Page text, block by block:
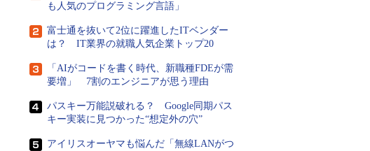
も人気のプログラミング言語」
富士通を抜いて2位に躍進したITベンダー
は？ IT業界の就職人気企業トップ20
「AIがコードを書く時代、新職種FDEが需
要増」 7割のエンジニアが思う理由
パスキー万能説破れる？ Google同期パス
キー実装に見つかった“想定外の穴”
アイリスオーヤマも悩んだ「無線LANがつ